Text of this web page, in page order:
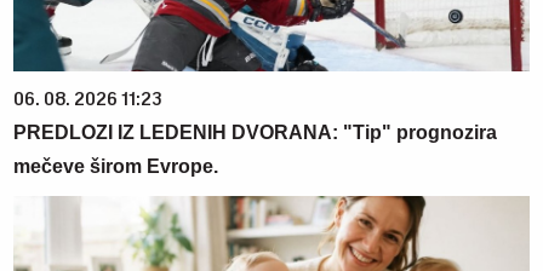
06. 08. 2026 11:23
PREDLOZI IZ LEDENIH DVORANA: "Tip" prognozira
mečeve širom Evrope.